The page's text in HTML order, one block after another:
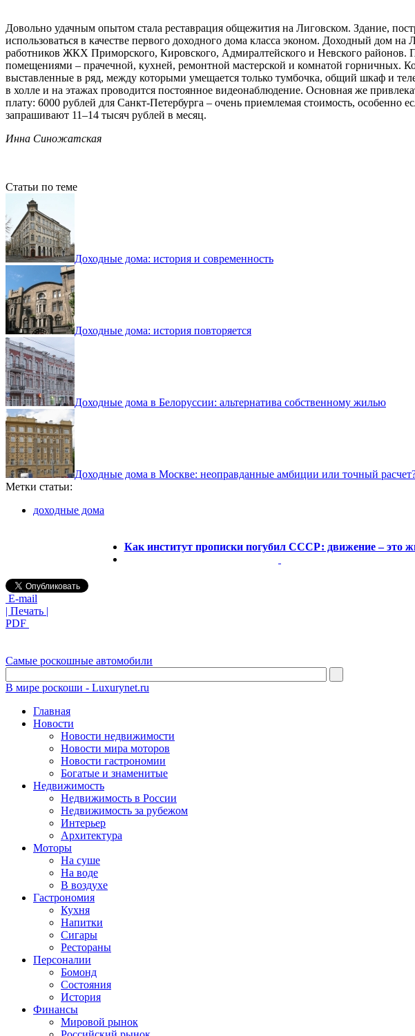
Довольно удачным опытом стала реставрация общежития на Лиговском. Здание,
использоваться в качестве первого доходного дома класса эконом. Доходный дом
работников ЖКХ Приморского, Кировского, Адмиралтейского и Невского
помещениями – прачечной, кухней, ремонтной мастерской и комнатой горничных.
выставленные в ряд, между которыми умещается только тумбочка, общий шкаф и
в холле и на этажах проводится постоянное видеонаблюдение. Основная же
плату: 6000 рублей для Санкт-Петербурга – очень приемлемая стоимость, особенно
запрашивают 11–14 тысяч рублей в месяц.
Инна Синожатская
Статьи по теме
Доходные дома: история и современность
Доходные дома: история повторяется
Доходные дома в Белоруссии: альтернатива собственному жилью
Доходные дома в Москве: неоправданные амбиции или точный
Метки статьи:
доходные дома
Как институт прописки погубил СССР: движение – это
E-mail
| Печать |
PDF
Самые роскошные автомобили
В мире роскоши - Luxurynet.ru
Главная
Новости
Новости недвижимости
Новости мира моторов
Новости гастрономии
Богатые и знаменитые
Недвижимость
Недвижимость в России
Недвижимость за рубежом
Интерьер
Архитектура
Моторы
На суше
На воде
В воздухе
Гастрономия
Кухня
Напитки
Сигары
Рестораны
Персоналии
Бомонд
Состояния
История
Финансы
Мировой рынок